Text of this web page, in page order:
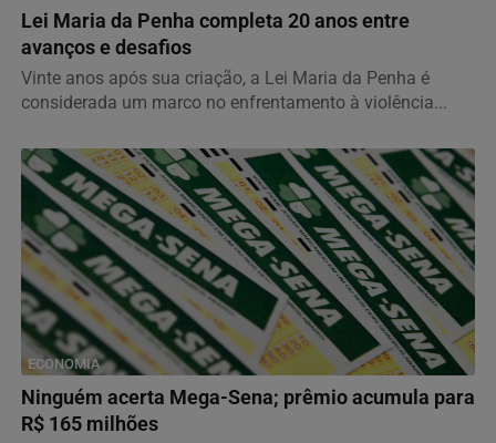
Lei Maria da Penha completa 20 anos entre
avanços e desafios
Vinte anos após sua criação, a Lei Maria da Penha é
considerada um marco no enfrentamento à violência...
ECONOMIA
Ninguém acerta Mega-Sena; prêmio acumula para
R$ 165 milhões